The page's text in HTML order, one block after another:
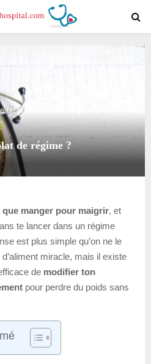
qu’un bon plat de régime ?
de régime ?
que manger pour maigrir, et
te lancer dans un régime
est plus simple qu’on ne le
miracle, mais il existe
de modifier ton
pour perdre du poids sans